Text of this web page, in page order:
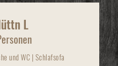
L
und WC | Schlafsofa